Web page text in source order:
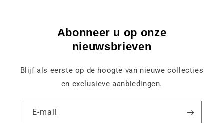
Abonneer u op onze
nieuwsbrieven
Blijf als eerste op de hoogte van nieuwe collecties
en exclusieve aanbiedingen.
E-mail